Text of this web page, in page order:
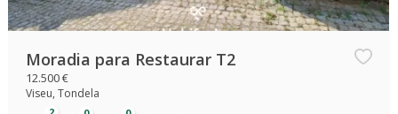
Moradia para Restaurar T2
12.500 €
Viseu, Tondela